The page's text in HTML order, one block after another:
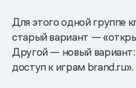
Для этого одной группе
старый вариант —
Другой — новый
доступ к играм brand.ru».